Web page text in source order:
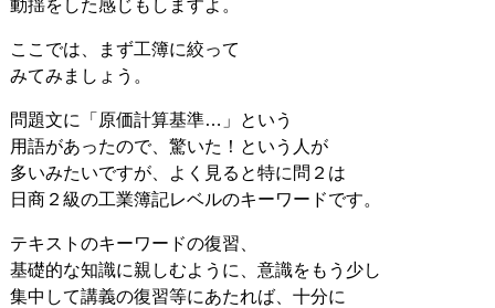
動揺をした感じもしますよ。
ここでは、まず工簿に絞って
みてみましょう。
問題文に「原価計算基準…」という
用語があったので、驚いた！という人が
多いみたいですが、よく見ると特に問２は
日商２級の工業簿記レベルのキーワードです。
テキストのキーワードの復習、
基礎的な知識に親しむように、意識をもう少し
集中して講義の復習等にあたれば、十分に